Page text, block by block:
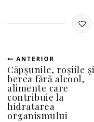
ANTERIOR
Căpșunile, roșiile și
berea fără alcool,
alimente care
contribuie la
hidratarea
organismului